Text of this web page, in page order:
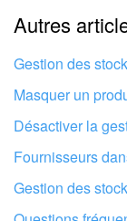
Trop court,
Je n'aime
Autres
Gestion des
Masquer un
Désactiver la
Fournisseurs
Gestion des